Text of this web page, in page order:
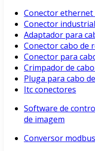
Conector
Conector
Adaptador para
Conector cabo de
Conector para
Crimpador de
Pluga para cabo
Itc conectores
Software de
de imagem
Conversor